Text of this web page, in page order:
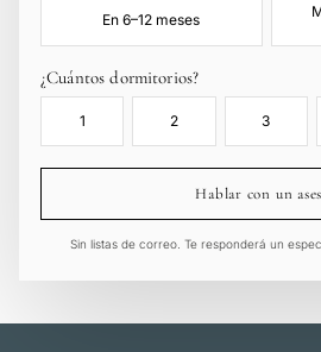
En 6–12 meses
¿Cuántos dormitorios?
1 2 3
Hablar con un
Sin listas de correo. Te responderá un